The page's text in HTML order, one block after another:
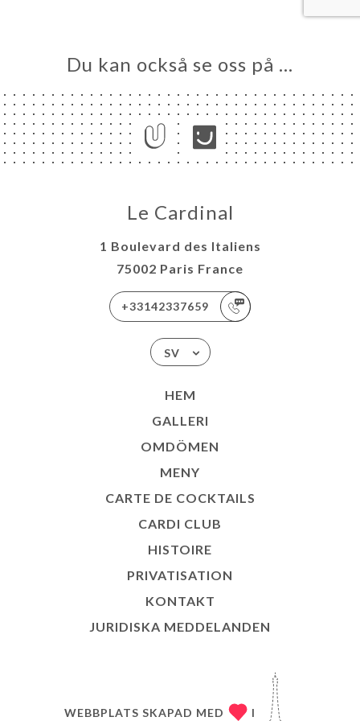
Du kan också se oss på …
Le Cardinal
1 Boulevard des Italiens
75002 Paris France
+33142337659
SV
HEM
GALLERI
OMDÖMEN
MENY
CARTE DE COCKTAILS
CARDI CLUB
HISTOIRE
PRIVATISATION
KONTAKT
JURIDISKA MEDDELANDEN
WEBBPLATS SKAPAD MED I